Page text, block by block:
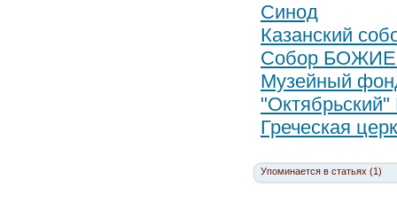
Синод
Казанский
Собор
Музейный
Греческая
Упоминается в статьях (1)